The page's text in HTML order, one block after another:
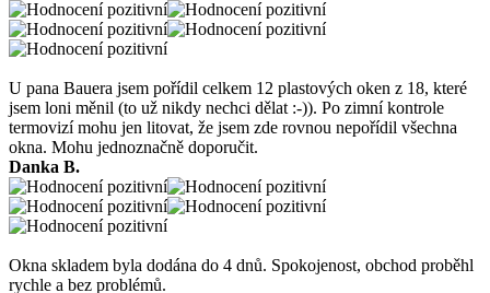
U pana Bauera jsem pořídil celkem 12 plastových oken z 18, které
jsem loni měnil (to už nikdy nechci dělat :-)). Po zimní kontrole
termovizí mohu jen litovat, že jsem zde rovnou nepořídil všechna
okna. Mohu jednoznačně doporučit.
Danka B.
Okna skladem byla dodána do 4 dnů. Spokojenost, obchod proběhl
rychle a bez problémů.